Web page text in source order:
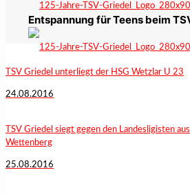
Entspannung für Teens beim
TSV Griedel unterliegt der HSG Wetzlar U 23
24.08.2016
TSV Griedel siegt gegen den Landesligisten aus
Wettenberg
25.08.2016